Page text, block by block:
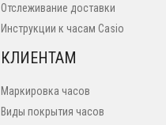
Отслеживание доставки
Инструкции к часам Casio
КЛИЕНТАМ
Маркировка часов
Виды покрытия часов